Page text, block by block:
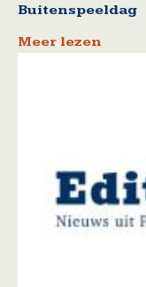
Buitenspeeldag
Meer lezen